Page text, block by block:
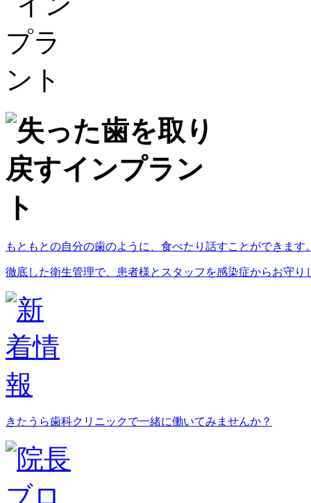
もともとの自分の歯のように、食べたり話すことができます
徹底した衛生管理で、患者様とスタッフを感染症からお守り
きたうら歯科クリニックで一緒に働いてみませんか？